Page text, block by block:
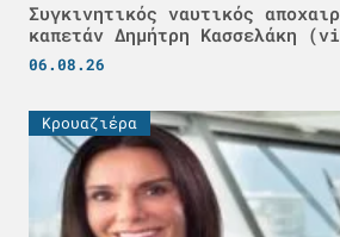
Συγκινητικός ναυτικός
καπετάν Δημήτρη Κασσελάκη
06.08.26
Κρουαζιέρα